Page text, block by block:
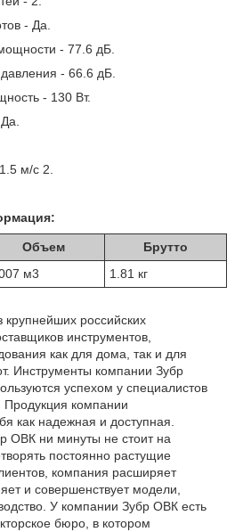
- Да.
- 77.6 дБ.
давления - 66.6 дБ.
- 130 Вт.
м/с 2.
Объем
Брутто
м3 1.81 кг
российских
инструментов,
как для дома, так и для
Инструменты компании Зубр
успехом у специалистов
Продукция компании
как надежная и доступная.
ОВК ни минуты не стоит на
постоянно растущие
компания расширяет
и совершенствует модели,
У компании Зубр ОВК есть
бюро, в котором